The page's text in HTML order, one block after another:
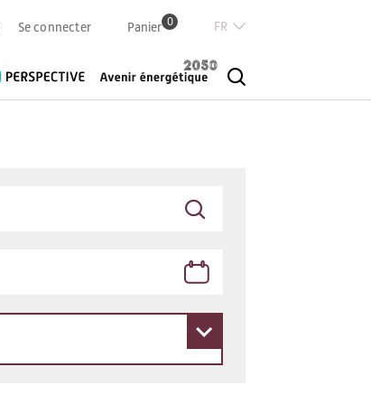
Se connecter Panier 0
English